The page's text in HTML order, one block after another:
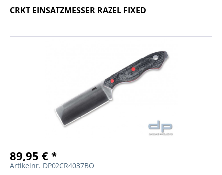
CRKT EINSATZMESSER RAZEL FIXED
89,95 € *
Artikelnr. DP02CR4037BO